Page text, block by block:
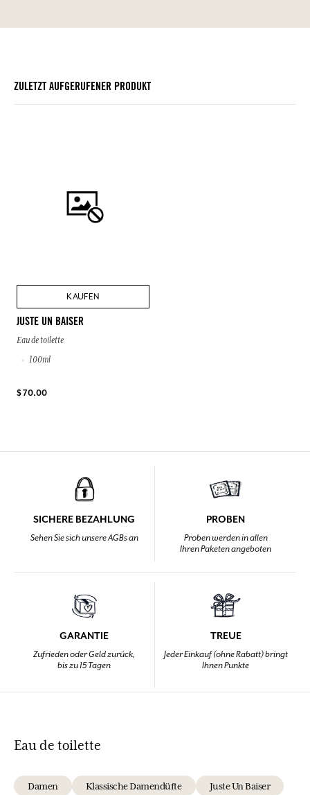
ZULETZT AUFGERUFENER PRODUKT
KAUFEN
JUSTE UN BAISER
Eau de toilette
100ml
$ 70.00
SICHERE BEZAHLUNG
Sehen Sie sich unsere AGBs an
PROBEN
Proben werden in allen
Ihren Paketen angeboten
GARANTIE
Zufrieden oder Geld zurück,
bis zu 15 Tagen
TREUE
Jeder Einkauf (ohne Rabatt) bringt
Ihnen Punkte
Eau de toilette
Damen Klassische Damendüfte Juste Un Baiser